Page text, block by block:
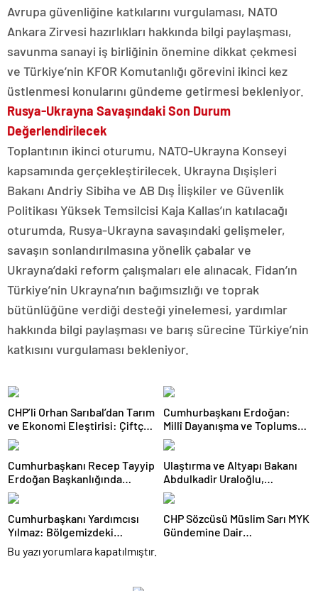
Avrupa güvenliğine katkılarını vurgulaması, NATO
Ankara Zirvesi hazırlıkları hakkında bilgi paylaşması,
savunma sanayi iş birliğinin önemine dikkat çekmesi
ve Türkiye’nin KFOR Komutanlığı görevini ikinci kez
üstlenmesi konularını gündeme getirmesi bekleniyor.
Rusya-Ukrayna Savaşındaki Son Durum
Değerlendirilecek
Toplantının ikinci oturumu, NATO-Ukrayna Konseyi
kapsamında gerçekleştirilecek. Ukrayna Dışişleri
Bakanı Andriy Sibiha ve AB Dış İlişkiler ve Güvenlik
Politikası Yüksek Temsilcisi Kaja Kallas’ın katılacağı
oturumda, Rusya-Ukrayna savaşındaki gelişmeler,
savaşın sonlandırılmasına yönelik çabalar ve
Ukrayna’daki reform çalışmaları ele alınacak. Fidan’ın
Türkiye’nin Ukrayna’nın bağımsızlığı ve toprak
bütünlüğüne verdiği desteği yinelemesi, yardımlar
hakkında bilgi paylaşması ve barış sürecine Türkiye’nin
katkısını vurgulaması bekleniyor.
CHP’li Orhan Sarıbal’dan Tarım
ve Ekonomi Eleştirisi: Çiftçi
Kaderiyle Baş Başa Kaldı
Cumhurbaşkanı Erdoğan:
Millî Dayanışma ve Toplumsal
Bütünleşmenin
Güçlendirilmesine Dair Kanun
Teklifi Gazi Meclisimizin
Takdirine Sunuldu
Cumhurbaşkanı Recep Tayyip
Erdoğan Başkanlığında
Toplanan AK Parti MKYK’da
Gündem “Terörsüz Türkiye”
Süreci Oldu
Ulaştırma ve Altyapı Bakanı
Abdulkadir Uraloğlu,
Afyonkarahisar Belediye
Başkanlarıyla Bir Araya Geldi
Cumhurbaşkanı Yardımcısı
Yılmaz: Bölgemizdeki
Emperyalist Tuzakları Boşa
Çıkarmaya Devam Edeceğiz
CHP Sözcüsü Müslim Sarı MYK
Gündemine Dair
Bu yazı yorumlara kapatılmıştır.